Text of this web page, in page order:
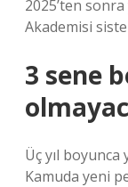
2025’ten
Akademisi
3 sene
Üç yıl boyunca
Kamuda yeni